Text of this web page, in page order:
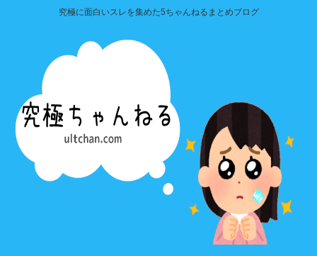
究極に面白いスレを集めた5ちゃんねるまとめブログ